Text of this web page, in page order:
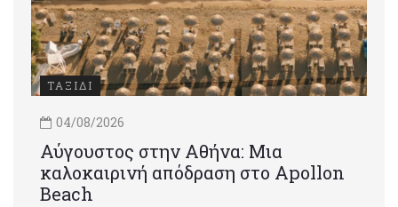
ΤΑΞΙΔΙ
04/08/2026
Αύγουστος στην Αθήνα: Μια
καλοκαιρινή απόδραση στο Apollon
Beach